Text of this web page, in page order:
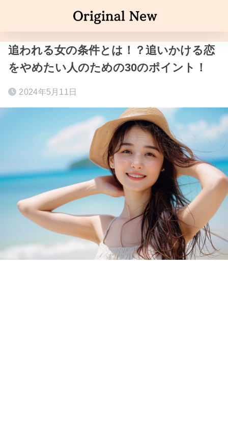
追われる女の条件とは！？追いかける恋
をやめたい人のための30のポイント！
2024年5月11日